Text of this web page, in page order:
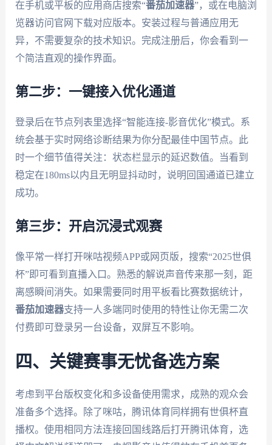
在手机或平板的应用商店搜索“番茄加速器”，或在电脑浏
览器访问官网下载对应版本。安装过程与普通应用无
异，不需要复杂的技术知识。完成注册后，你会看到一
个简洁直观的操作界面。
第二步：一键接入优化通道
登录后在节点列表里选择“智能连接-影音优化”模式。系
统会基于实时网络诊断结果为你分配最佳中国节点。此
时一个细节值得关注：状态栏显示的延迟数值。当看到
稳定在180ms以内且无明显抖动时，说明回国通道已建立
成功。
第三步：开启沉浸式观赛
像平常一样打开咪咕视频APP或网页版，搜索“2025世俱
杯”即可看到直播入口。熟悉的解说声音传来那一刻，距
离感瞬间消失。如果需要同时用平板看比赛数据统计，
番茄加速器支持一人多端同时使用的特性让你无需二次
付费即可登录另一台设备，双屏互不影响。
四、关键赛事无忧备选方案
考虑到平台版权变化和多设备使用需求，成熟的观众会
准备多个选择。除了咪咕，腾讯体育同样拥有世俱杯直
播权。使用相同方法连接回国线路后打开腾讯体育，选